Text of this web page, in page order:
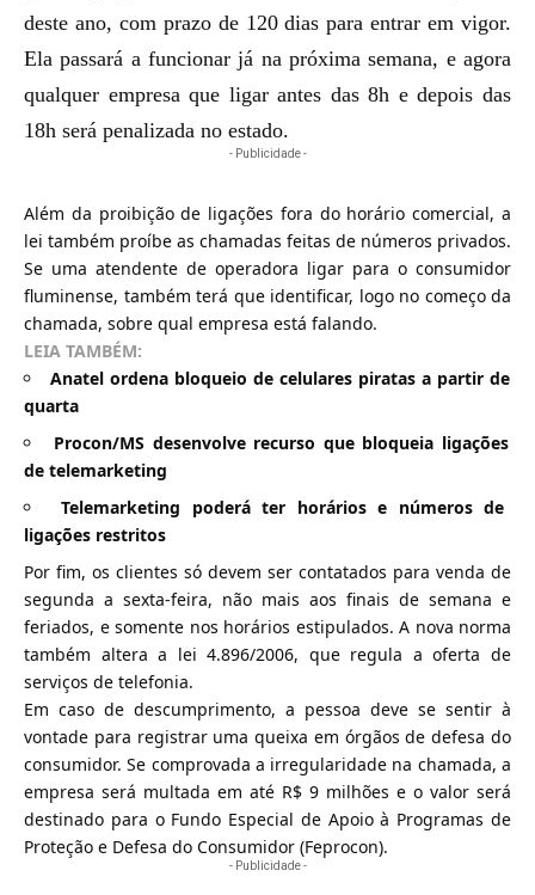
deste ano, com prazo de 120 dias para entrar em vigor.
Ela passará a funcionar já na próxima semana, e agora
qualquer empresa que ligar antes das 8h e depois das
18h será penalizada no estado.
- Publicidade -
Além da proibição de ligações fora do horário comercial, a
lei também proíbe as chamadas feitas de números privados.
Se uma atendente de operadora ligar para o consumidor
fluminense, também terá que identificar, logo no começo da
chamada, sobre qual empresa está falando.
LEIA TAMBÉM:
Anatel ordena bloqueio de celulares piratas a partir de
quarta
Procon/MS desenvolve recurso que bloqueia ligações
de telemarketing
Telemarketing poderá ter horários e números de
ligações restritos
Por fim, os clientes só devem ser contatados para venda de
segunda a sexta-feira, não mais aos finais de semana e
feriados, e somente nos horários estipulados. A nova norma
também altera a lei 4.896/2006, que regula a oferta de
serviços de telefonia.
Em caso de descumprimento, a pessoa deve se sentir à
vontade para registrar uma queixa em órgãos de defesa do
consumidor. Se comprovada a irregularidade na chamada, a
empresa será multada em até R$ 9 milhões e o valor será
destinado para o Fundo Especial de Apoio à Programas de
Proteção e Defesa do Consumidor (Feprocon).
- Publicidade -